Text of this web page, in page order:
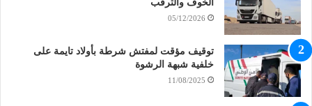
الخوف والترقب
05/12/2026
توقيف مؤقت لمفتش شرطة بأولاد تايمة على
خلفية شبهة الرشوة
11/08/2025